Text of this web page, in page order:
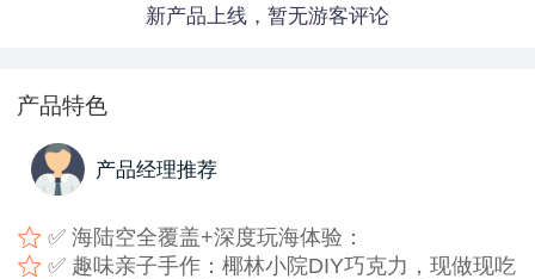
新产品上线，暂无游客评论
产品特色
产品经理推荐
✅ 海陆空全覆盖+深度玩海体验：
✅ 趣味亲子手作：椰林小院DIY巧克力，现做现吃